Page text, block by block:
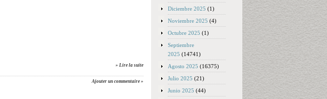
» Lire la suite
Ajouter un commentaire »
Diciembre 2025 (1)
Noviembre 2025 (4)
Octubre 2025 (1)
Septiembre
2025 (14741)
Agosto 2025 (16375)
Julio 2025 (21)
Junio 2025 (44)